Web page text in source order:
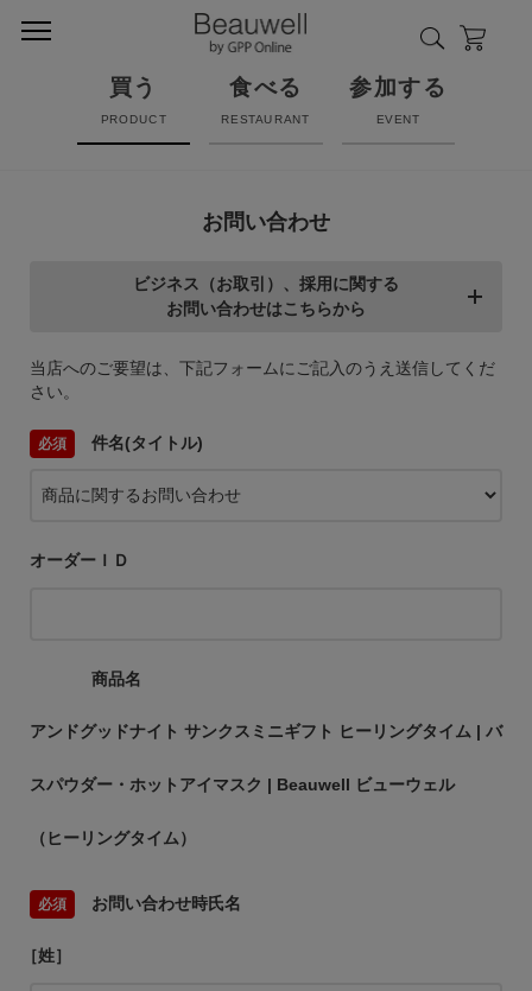
買う
PRODUCT
食べる
RESTAURANT
参加する
EVENT
お問い合わせ
ビジネス（お取引）、採用に関する
お問い合わせはこちらから
当店へのご要望は、下記フォームにご記入のうえ送信してくだ
さい。
件名(タイトル)
オーダーＩＤ
商品名
アンドグッドナイト サンクスミニギフト ヒーリングタイム | バ
スパウダー・ホットアイマスク | Beauwell ビューウェル
（ヒーリングタイム）
お問い合わせ時氏名
［姓］